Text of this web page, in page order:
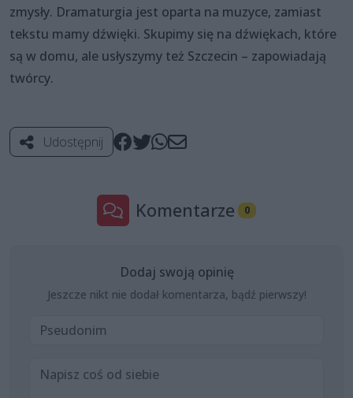
zmysły. Dramaturgia jest oparta na muzyce, zamiast
tekstu mamy dźwięki. Skupimy się na dźwiękach, które
są w domu, ale usłyszymy też Szczecin – zapowiadają
twórcy.
Udostępnij
Komentarze 0
Dodaj swoją opinię
Jeszcze nikt nie dodał komentarza, bądź pierwszy!